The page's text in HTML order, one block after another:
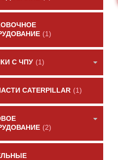
(1)
С ЧПУ (1)
CATERPILLAR (1)
(2)